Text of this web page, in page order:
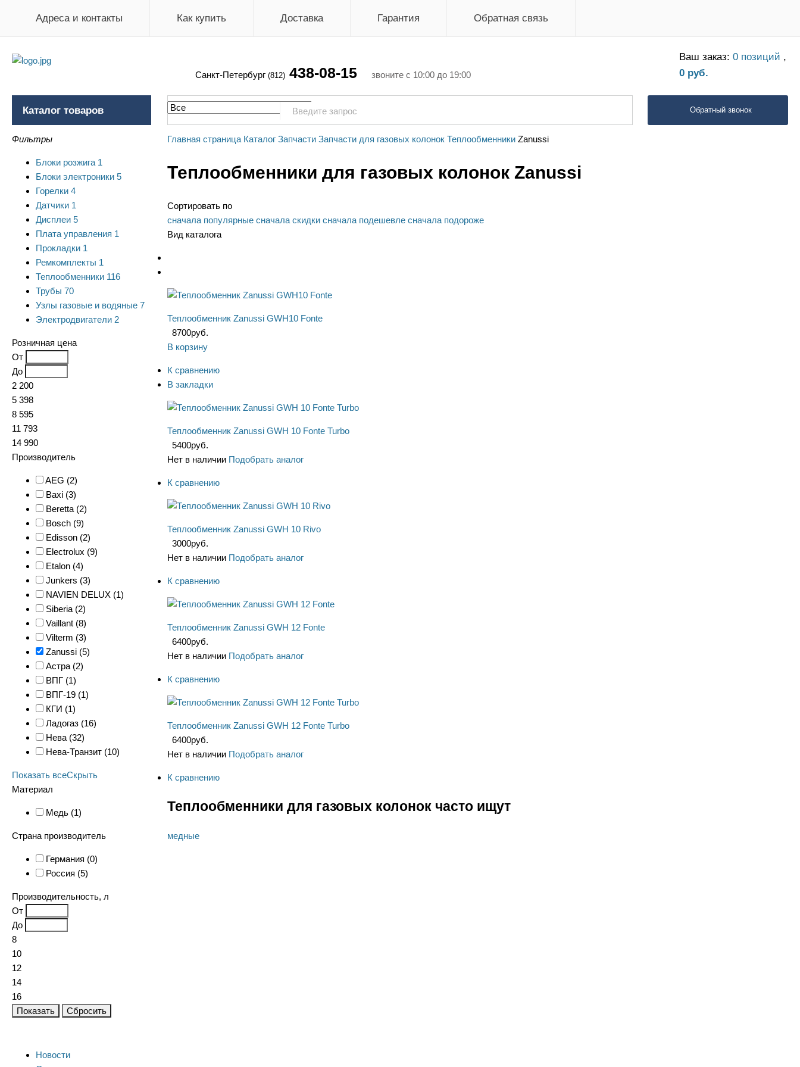
Адреса и контакты Как купить Доставка Гарантия Обратная связь
Санкт-Петербург (812) 438-08-15 звоните с 10:00 до 19:00
Ваш заказ: 0 позиций ,
0 руб.
Каталог товаров Обратный звонок
Фильтры
Блоки розжига 1
Блоки электроники 5
Горелки 4
Датчики 1
Дисплеи 5
Плата управления 1
Прокладки 1
Ремкомплекты 1
Теплообменники 116
Трубы 70
Узлы газовые и водяные 7
Электродвигатели 2
Розничная цена
От
До
2 200
5 398
8 595
11 793
14 990
Производитель
AEG (2)
Baxi (3)
Beretta (2)
Bosch (9)
Edisson (2)
Electrolux (9)
Etalon (4)
Junkers (3)
NAVIEN DELUX (1)
Siberia (2)
Vaillant (8)
Vilterm (3)
Zanussi (5)
Астра (2)
ВПГ (1)
ВПГ-19 (1)
КГИ (1)
Ладогаз (16)
Нева (32)
Нева-Транзит (10)
Показать всеСкрыть
Материал
Медь (1)
Страна производитель
Германия (0)
Россия (5)
Производительность, л
От
До
8
10
12
14
16
Показать
Сбросить
Главная страница Каталог Запчасти Запчасти для газовых колонок Теплообменники Zanussi
Теплообменники для газовых колонок Zanussi
Сортировать по
сначала популярные сначала скидки сначала подешевле сначала подороже
Вид каталога
Теплообменник Zanussi GWH10 Fonte
8700руб.
В корзину
К сравнению
В закладки
Теплообменник Zanussi GWH 10 Fonte Turbo
5400руб.
Нет в наличии Подобрать аналог
К сравнению
Теплообменник Zanussi GWH 10 Rivo
3000руб.
Нет в наличии Подобрать аналог
К сравнению
Теплообменник Zanussi GWH 12 Fonte
6400руб.
Нет в наличии Подобрать аналог
К сравнению
Теплообменник Zanussi GWH 12 Fonte Turbo
6400руб.
Нет в наличии Подобрать аналог
К сравнению
Теплообменники для газовых колонок часто ищут
медные
Новости